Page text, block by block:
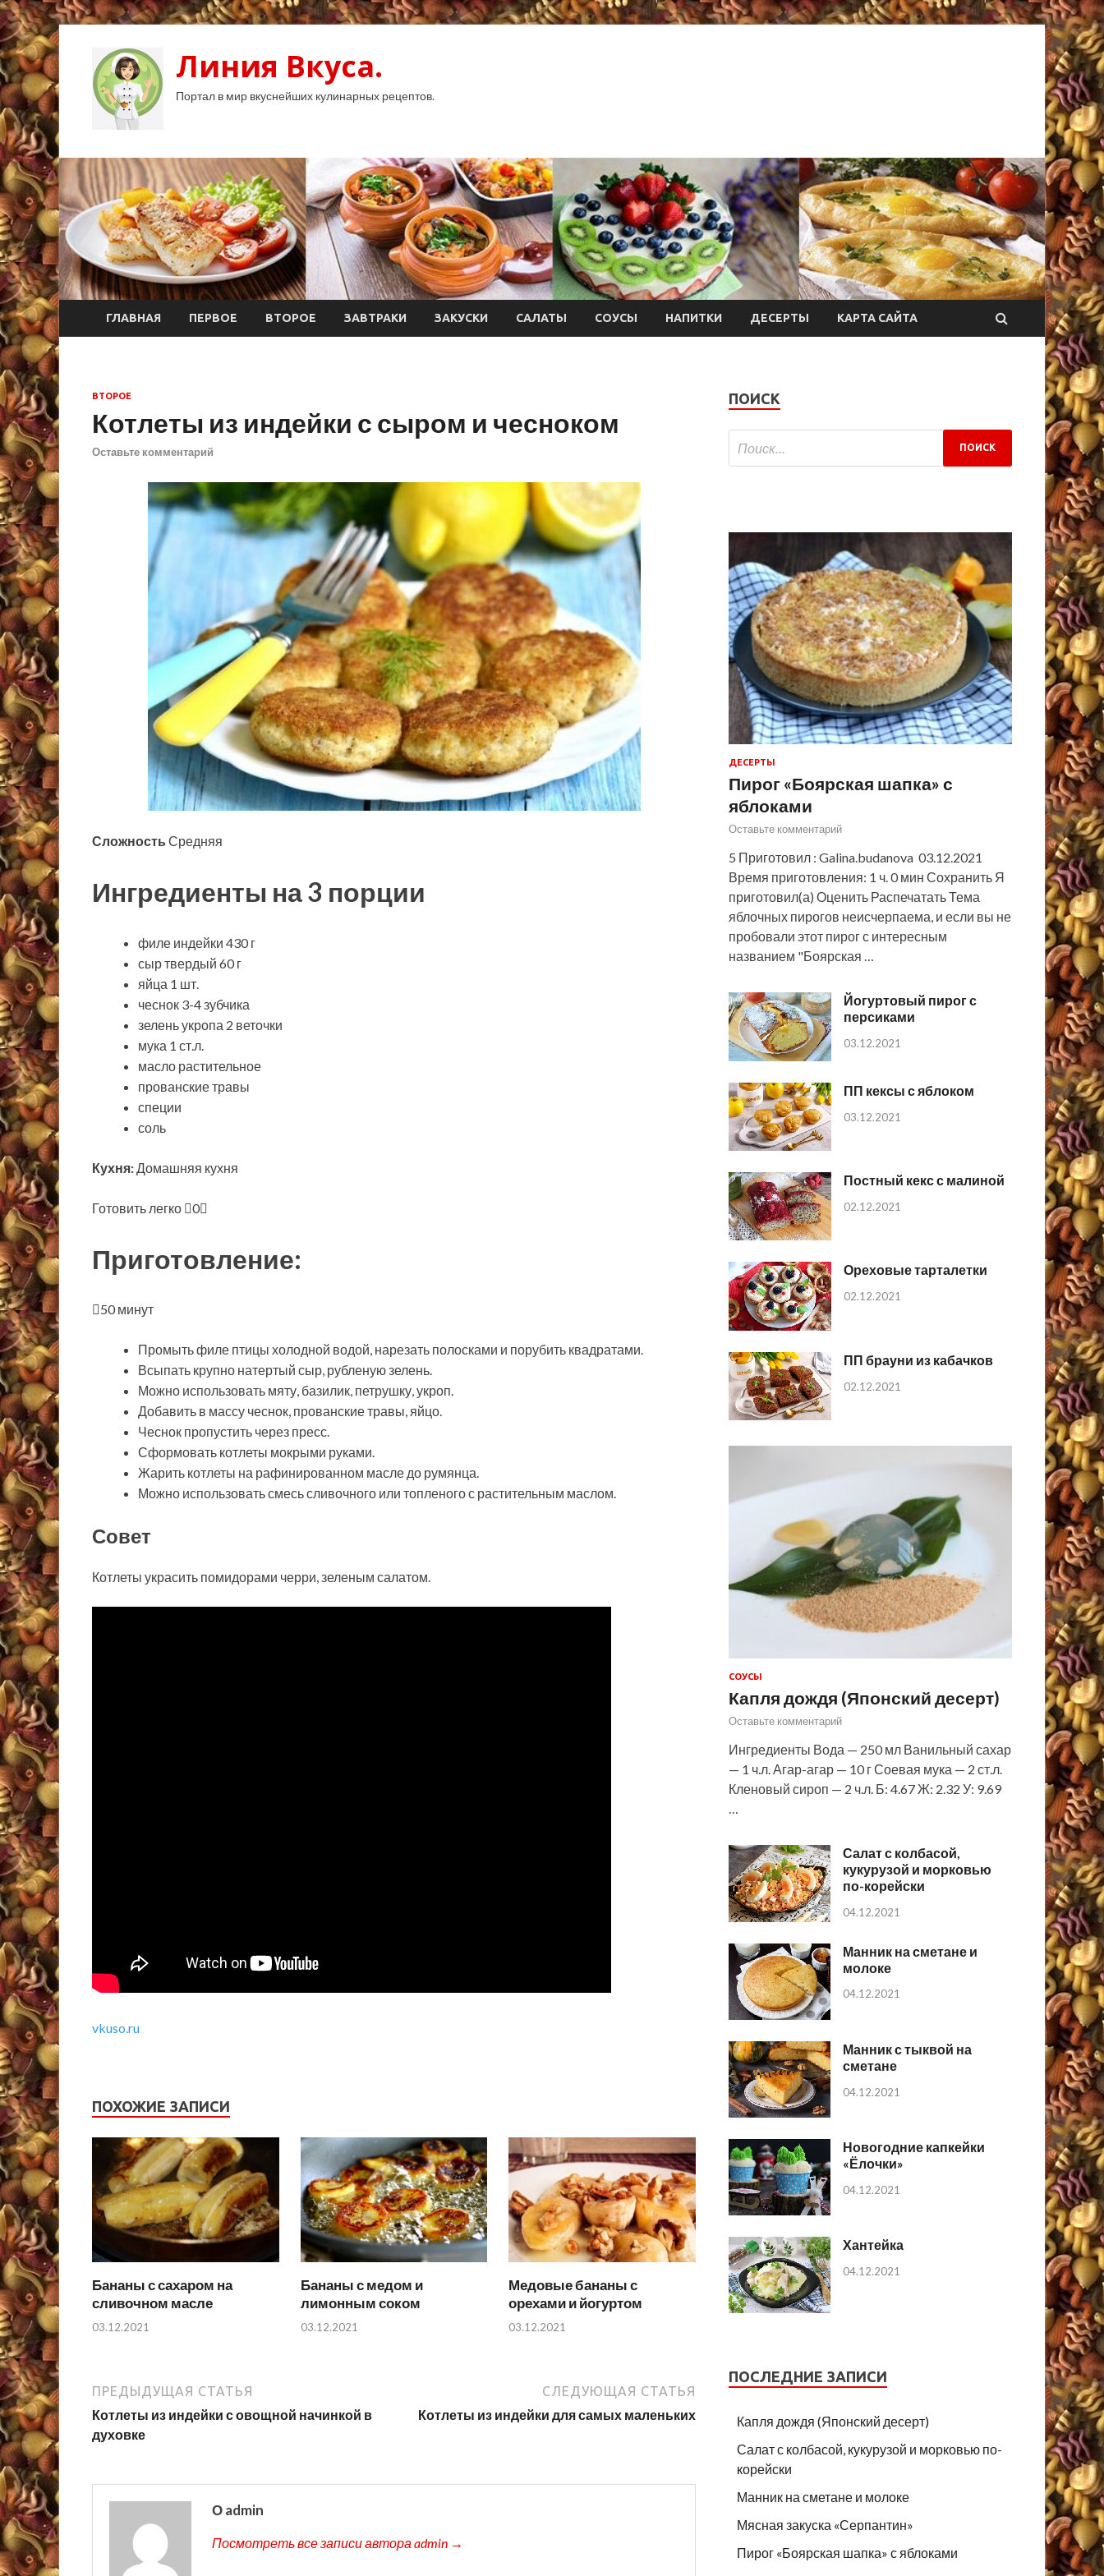
Линия Вкуса.
Портал в мир вкуснейших кулинарных рецептов.
ГЛАВНАЯ ПЕРВОЕ ВТОРОЕ ЗАВТРАКИ ЗАКУСКИ САЛАТЫ СОУСЫ НАПИТКИ ДЕСЕРТЫ КАРТА САЙТА
ВТОРОЕ
Котлеты из индейки с сыром и чесноком
Оставьте комментарий
Сложность Средняя
Ингредиенты на 3 порции
филе индейки 430 г
сыр твердый 60 г
яйца 1 шт.
чеснок 3-4 зубчика
зелень укропа 2 веточки
мука 1 ст.л.
масло растительное
прованские травы
специи
соль
Кухня: Домашняя кухня
Готовить легко 0
Приготовление:
50 минут
Промыть филе птицы холодной водой, нарезать полосками и порубить квадратами.
Всыпать крупно натертый сыр, рубленую зелень.
Можно использовать мяту, базилик, петрушку, укроп.
Добавить в массу чеснок, прованские травы, яйцо.
Чеснок пропустить через пресс.
Сформовать котлеты мокрыми руками.
Жарить котлеты на рафинированном масле до румянца.
Можно использовать смесь сливочного или топленого с растительным маслом.
Совет
Котлеты украсить помидорами черри, зеленым салатом.
vkuso.ru
ПОХОЖИЕ ЗАПИСИ
Бананы с сахаром на
сливочном масле
03.12.2021
Бананы с медом и
лимонным соком
03.12.2021
Медовые бананы с
орехами и йогуртом
03.12.2021
ПРЕДЫДУЩАЯ СТАТЬЯ
Котлеты из индейки с овощной начинкой в
духовке
СЛЕДУЮЩАЯ СТАТЬЯ
Котлеты из индейки для самых маленьких
О admin
Посмотреть все записи автора admin →
ПОИСК
ДЕСЕРТЫ
Пирог «Боярская шапка» с
яблоками
Оставьте комментарий
5 Приготовил : Galina.budanova 03.12.2021
Время приготовления: 1 ч. 0 мин Сохранить Я
приготовил(а) Оценить Распечатать Тема
яблочных пирогов неисчерпаема, и если вы не
пробовали этот пирог с интересным
названием "Боярская …
Йогуртовый пирог с
персиками
03.12.2021
ПП кексы с яблоком
03.12.2021
Постный кекс с малиной
02.12.2021
Ореховые тарталетки
02.12.2021
ПП брауни из кабачков
02.12.2021
СОУСЫ
Капля дождя (Японский десерт)
Оставьте комментарий
Ингредиенты Вода — 250 мл Ванильный сахар
— 1 ч.л. Агар-агар — 10 г Соевая мука — 2 ст.л.
Кленовый сироп — 2 ч.л. Б: 4.67 Ж: 2.32 У: 9.69
…
Салат с колбасой,
кукурузой и морковью
по-корейски
04.12.2021
Манник на сметане и
молоке
04.12.2021
Манник с тыквой на
сметане
04.12.2021
Новогодние капкейки
«Ёлочки»
04.12.2021
Хантейка
04.12.2021
ПОСЛЕДНИЕ ЗАПИСИ
Капля дождя (Японский десерт)
Салат с колбасой, кукурузой и морковью по-
корейски
Манник на сметане и молоке
Мясная закуска «Серпантин»
Пирог «Боярская шапка» с яблоками